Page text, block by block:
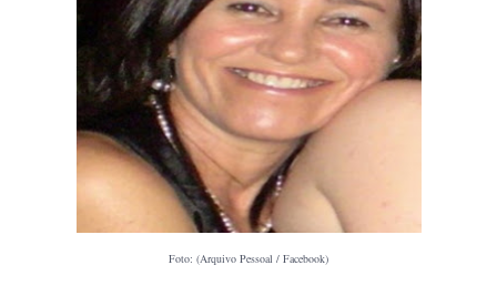
Foto: (Arquivo Pessoal / Facebook)